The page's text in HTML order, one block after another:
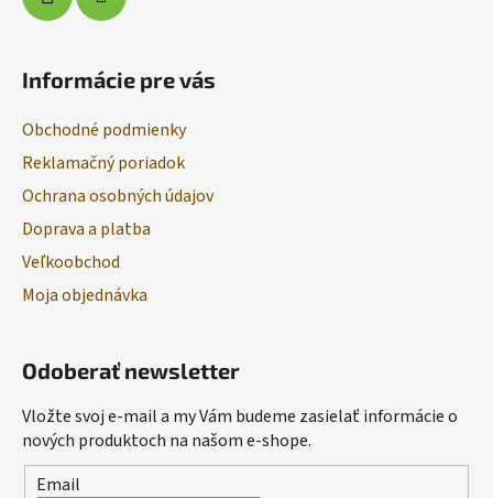
Informácie pre vás
Obchodné podmienky
Reklamačný poriadok
Ochrana osobných údajov
Doprava a platba
Veľkoobchod
Moja objednávka
Odoberať newsletter
Vložte svoj e-mail a my Vám budeme zasielať informácie o
nových produktoch na našom e-shope.
Email